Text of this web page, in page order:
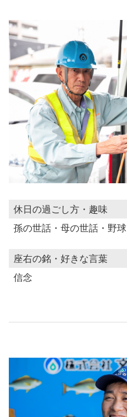
休日の過ごし方・趣味
孫の世話・母の世話・野球
座右の銘・好きな言葉
信念